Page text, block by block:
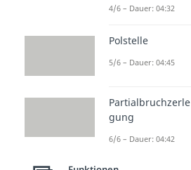
4/6 – Dauer: 04:32
Polstelle
5/6 – Dauer: 04:45
Partialbruchzerle
gung
6/6 – Dauer: 04:42